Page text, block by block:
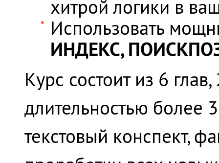
хитрой логики в
Использовать
ИНДЕКС,
Курс состоит из 6
длительностью более
текстовый конспект,